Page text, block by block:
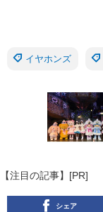
イヤホンズ
【注目の記事】[PR]
シェア